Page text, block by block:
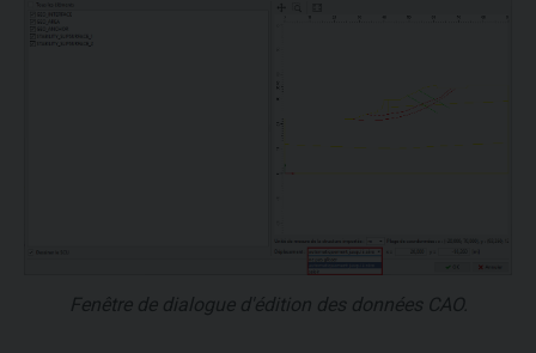
Fenêtre de dialogue d'édition des données CAO.